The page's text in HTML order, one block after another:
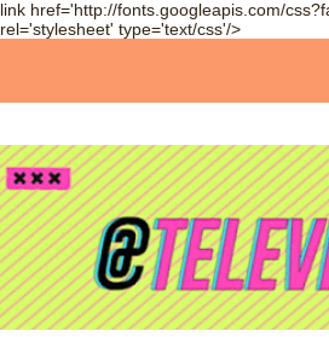
link href='http://fonts.googleapis.com/
rel='stylesheet' type='text/css'/>